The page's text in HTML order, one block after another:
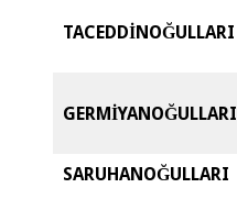
TACEDDİNOĞULLARI
GERMİYANOĞULLARI
SARUHANOĞULLARI